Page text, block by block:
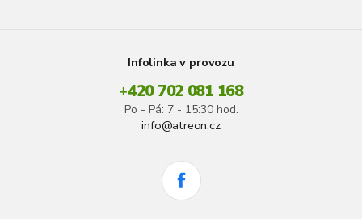
Infolinka v provozu
+420 702 081 168
Po - Pá: 7 - 15:30 hod.
info@atreon.cz